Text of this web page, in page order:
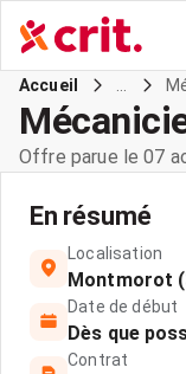
Accueil
Offre parue le 07
En résumé
Localisation
Montmorot
Date de début
Dès que
Contrat